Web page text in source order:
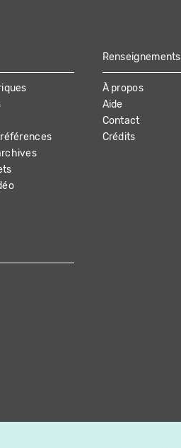
Renseignements
À propos
Aide
Contact
Crédits